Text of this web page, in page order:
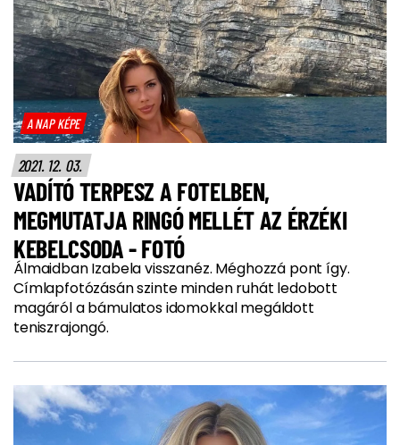
A NAP KÉPE
2021. 12. 03.
VADÍTÓ TERPESZ A FOTELBEN,
MEGMUTATJA RINGÓ MELLÉT AZ ÉRZÉKI
KEBELCSODA - FOTÓ
Álmaidban Izabela visszanéz. Méghozzá pont így.
Címlapfotózásán szinte minden ruhát ledobott
magáról a bámulatos idomokkal megáldott
teniszrajongó.